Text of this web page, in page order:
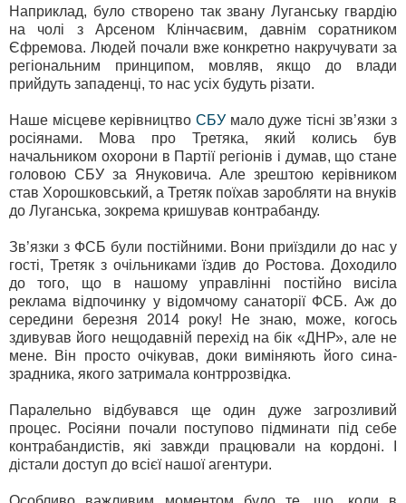
Наприклад, було створено так звану Луганську гвардію
на чолі з Арсеном Клінчаєвим, давнім соратником
Єфремова. Людей почали вже конкретно накручувати за
регіональним принципом, мовляв, якщо до влади
прийдуть западенці, то нас усіх будуть різати.
Наше місцеве керівництво СБУмало дуже тісні зв’язки з
росіянами. Мова про Третяка, який колись був
начальником охорони в Партії регіонів і думав, що стане
головою СБУ за Януковича. Але зрештою керівником
став Хорошковський, а Третяк поїхав заробляти на внуків
до Луганська, зокрема кришував контрабанду.
Зв’язки з ФСБ були постійними. Вони приїздили до нас у
гості, Третяк з очільниками їздив до Ростова. Доходило
до того, що в нашому управлінні постійно висіла
реклама відпочинку у відомчому санаторії ФСБ. Аж до
середини березня 2014 року! Не знаю, може, когось
здивував його нещодавній перехід на бік «ДНР», але не
мене. Він просто очікував, доки виміняють його сина-
зрадника, якого затримала контррозвідка.
Паралельно відбувався ще один дуже загрозливий
процес. Росіяни почали поступово підминати під себе
контрабандистів, які завжди працювали на кордоні. І
дістали доступ до всієї нашої агентури.